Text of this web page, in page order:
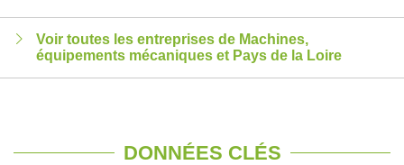
Voir toutes les entreprises de Machines,
équipements mécaniques et Pays de la Loire
DONNÉES CLÉS